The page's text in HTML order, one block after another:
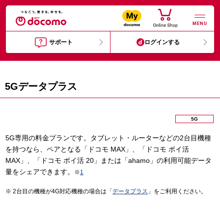
MENU
サポート ログインする
5Gデータプラス
5G
5G専用の料金プランです。タブレット・ルーターなどの2台目機種
を持つなら、ペアとなる「ドコモ MAX」、「ドコモ ポイ活
MAX」、「ドコモ ポイ活 20」または「ahamo」の利用可能データ
量をシェアできます。
※1
2台目の機種が4G対応機種の場合は「 データプラス 」をご利用ください。